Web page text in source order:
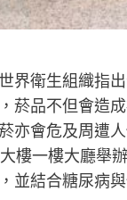
界衛生組織指
菸品不但會造
亦會危及周遭
樓一樓大廳舉
並結合糖尿病